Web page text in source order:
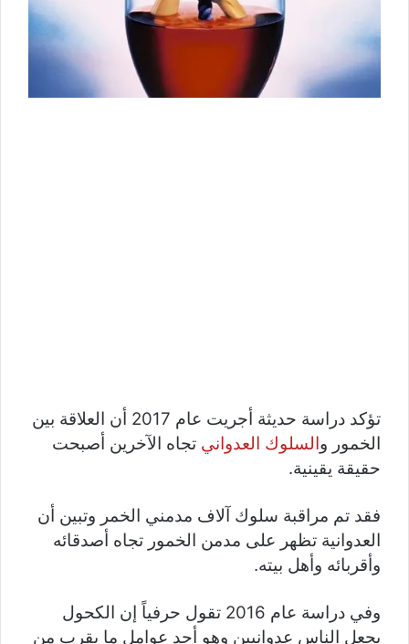
تؤكد دراسة حديثة أجريت عام 2017 أن العلاقة بين
الخمور والسلوك العدواني تجاه الآخرين أصبحت
حقيقة يقينية.
فقد تم مراقبة سلوك آلاف مدمني الخمر وتبين أن
العدوانية تظهر على مدمن الخمور تجاه أصدقائه
وأقربائه وأهل بيته.
وفي دراسة عام 2016 تقول حرفياً إن الكحول
يجعل الناس عدوانيين وهو أحد عوامل ما يقرب من